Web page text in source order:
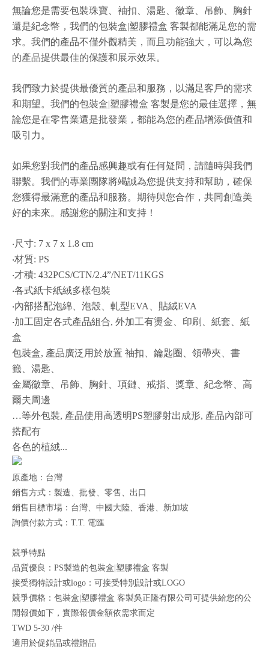
無論您是需要包裝珠寶、袖扣、湯匙、徽章、吊飾、胸針
還是紀念幣，我們的包裝盒|塑膠禮盒 客製都能滿足您的需
求。我們的產品不僅外觀精美，而且功能強大，可以為您
的產品提供最佳的保護和展示效果。
我們致力於提供最優質的產品和服務，以滿足客戶的需求
和期望。我們的包裝盒|塑膠禮盒 客製是您的最佳選擇，無
論您是在零售業還是批發業，都能為您的產品增添價值和
吸引力。
如果您對我們的產品感興趣或有任何疑問，請隨時與我們
聯繫。我們的專業團隊將竭誠為您提供支持和幫助，確保
您獲得最滿意的產品和服務。期待與您合作，共同創造美
好的未來。感謝您的關注和支持！
‧尺寸: 7 x 7 x 1.8 cm
‧材質: PS
‧才積: 432PCS/CTN/2.4”/NET/11KGS
‧各式紙卡紙絨多樣包裝
‧內部搭配泡綿、泡殼、軋型EVA、貼絨EVA
‧加工固定各式產品組合, 外加工有燙金、印刷、紙套、紙
盒
包裝盒, 產品廣泛用於放置 袖扣、鑰匙圈、領帶夾、書
籤、湯匙、
金屬徽章、吊飾、胸針、項鏈、戒指、獎章、紀念幣、高
爾夫周邊
…等外包裝, 產品使用高透明PS塑膠射出成形, 產品內部可
搭配有
各色的植絨...
原產地：台灣
銷售方式：製造、批發、零售、出口
銷售目標市場：台灣、中國大陸、香港、新加坡
詢價付款方式：T.T. 電匯
競爭特點
品質優良：PS製造的包裝盒|塑膠禮盒 客製
接受獨特設計或logo：可接受特別設計或LOGO
競爭價格：包裝盒|塑膠禮盒 客製吳正隆有限公司可提供給您的公
開報價如下，實際報價金額依需求而定
TWD 5-30 /件
適用於促銷品或禮贈品